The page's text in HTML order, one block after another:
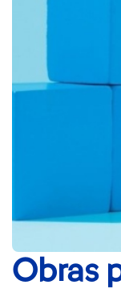
Obras